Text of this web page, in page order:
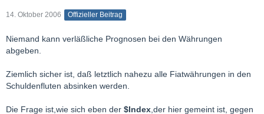
14. Oktober 2006 Offizieller Beitrag
Niemand kann verläßliche Prognosen bei den Währungen
abgeben.
Ziemlich sicher ist, daß letztlich nahezu alle Fiatwährungen in den
Schuldenfluten absinken werden.
Die Frage ist,wie sich eben der $Index ,der hier gemeint ist, gegen